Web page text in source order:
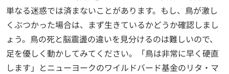
単なる迷惑では済まないことがあります。もし、鳥が激し
くぶつかった場合は、まず生きているかどうか確認しまし
ょう。鳥の死と脳震盪の違いを見分けるのは難しいので、
足を優しく動かしてみてください。「鳥は非常に早く硬直
します」とニューヨークのワイルドバード基金のリタ・マ